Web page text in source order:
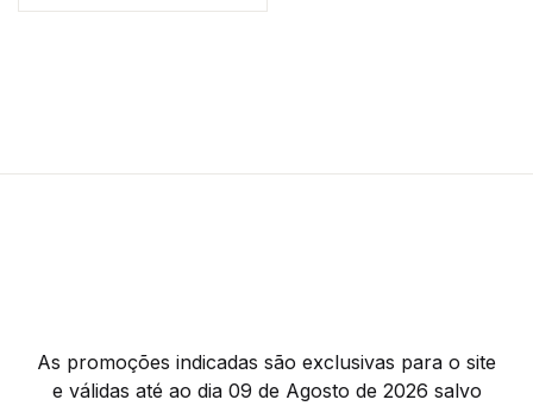
As promoções indicadas são exclusivas para o site
e válidas até ao dia 09 de Agosto de 2026 salvo